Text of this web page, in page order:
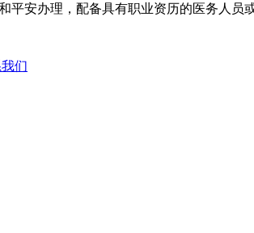
平安办理，配备具有职业资历的医务人员
们